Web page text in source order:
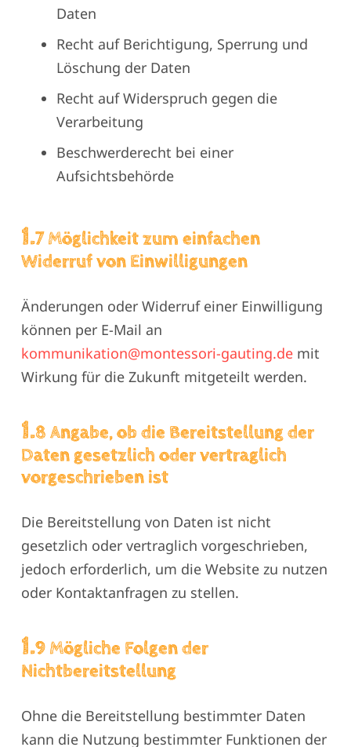
Daten
Recht auf Berichtigung, Sperrung und
Löschung der Daten
Recht auf Widerspruch gegen die
Verarbeitung
Beschwerderecht bei einer
Aufsichtsbehörde
1.7 Möglichkeit zum einfachen
Widerruf von Einwilligungen
Änderungen oder Widerruf einer Einwilligung
können per E-Mail an
kommunikation@montessori-gauting.de mit
Wirkung für die Zukunft mitgeteilt werden.
1.8 Angabe, ob die Bereitstellung der
Daten gesetzlich oder vertraglich
vorgeschrieben ist
Die Bereitstellung von Daten ist nicht
gesetzlich oder vertraglich vorgeschrieben,
jedoch erforderlich, um die Website zu nutzen
oder Kontaktanfragen zu stellen.
1.9 Mögliche Folgen der
Nichtbereitstellung
Ohne die Bereitstellung bestimmter Daten
kann die Nutzung bestimmter Funktionen der